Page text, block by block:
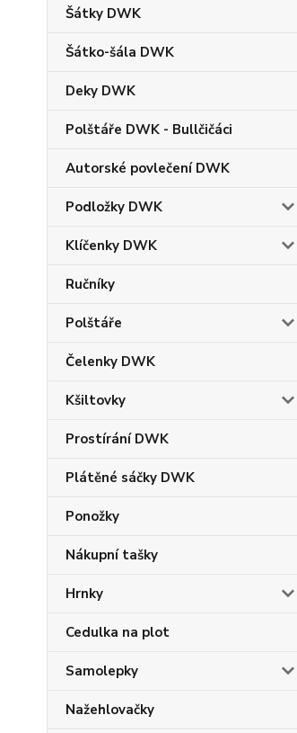
Šátky DWK
Šátko-šála DWK
Deky DWK
Polštáře DWK - Bullčičáci
Autorské povlečení DWK
Podložky DWK
Klíčenky DWK
Ručníky
Polštáře
Čelenky DWK
Kšiltovky
Prostírání DWK
Plátěné sáčky DWK
Ponožky
Nákupní tašky
Hrnky
Cedulka na plot
Samolepky
Nažehlovačky